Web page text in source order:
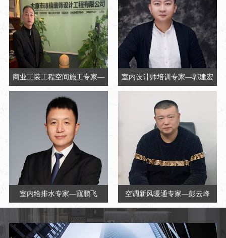
商业工装工程空间施工专家—
章永
室内设计师培训专家—郭建宏
室内给排水专家—寇鹏飞 空调新风暖通专家—彭云峰